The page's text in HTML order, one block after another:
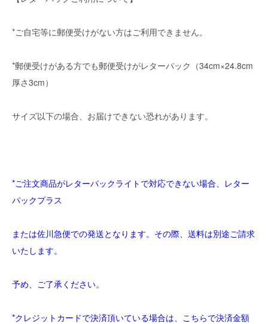
*ご自宅等に郵便受けがない方はご利用できません。
*郵便受けがある方でも郵便受けがレターパック（34cm×24.8cm
厚さ3cm）
サイズ以下の場合、お届けできない恐れがあります。
*ご注文商品がレターパックライトで対応できない場合、レター
パックプラス
または佐川急便での発送となります。その際、送料は別途ご請求
いたします。
予め、ご了承ください。
*クレジットカードで決済頂いている場合は、こちらで決済金額